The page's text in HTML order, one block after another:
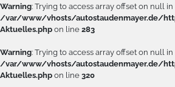
Warning: Trying to access array offset on null in
/var/www/vhosts/autostaudenmayer.de/
Aktuelles.php on line 283
Warning: Trying to access array offset on null in
/var/www/vhosts/autostaudenmayer.de/
Aktuelles.php on line 320